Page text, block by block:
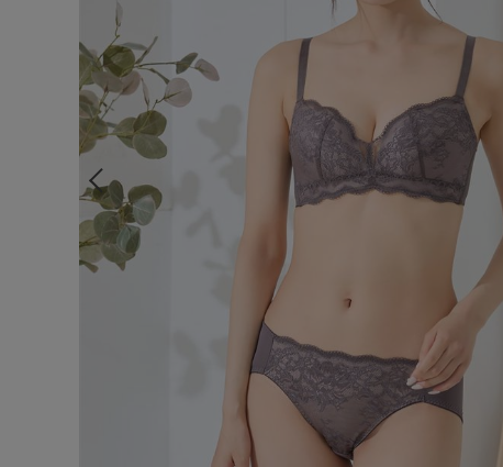
メンズ
キッズ
マタニティ
サイズからブラを探す